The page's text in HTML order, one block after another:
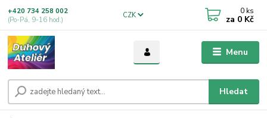
Menu
CZK
Hledat
+420 734 258 002
(Po-Pá, 9-16 hod.)
0 ks
za 0 Kč